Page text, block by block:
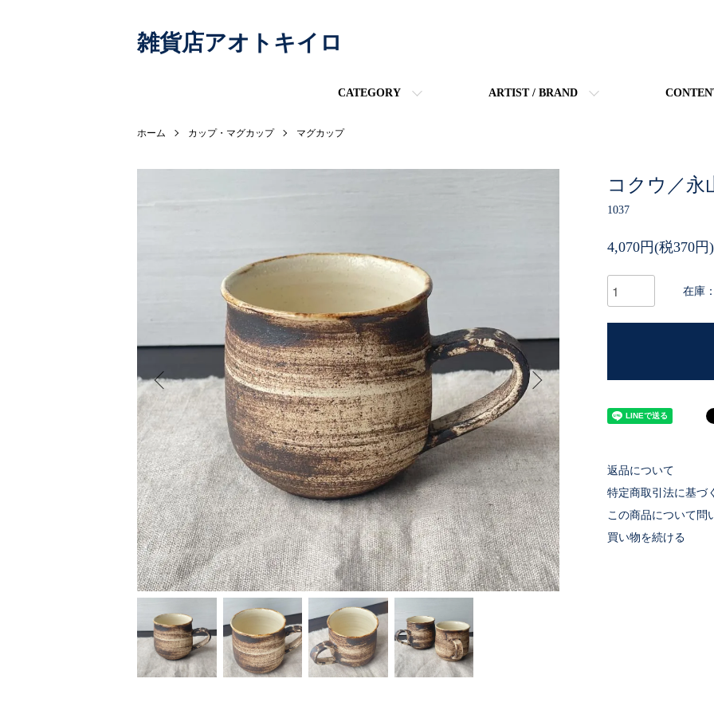
雑貨店アオトキイロ
CATEGORY ARTIST / BRAND
ホーム カップ・マグカップ マグカップ
コクウ／
1037
4,070円(税370円)
在庫
返品について
特定商取引法に基づ
この商品について問
買い物を続ける